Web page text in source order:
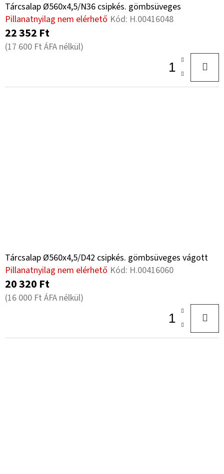
Tárcsalap Ø560x4,5/N36 csipkés. gömbsüveges
Pillanatnyilag nem elérhető Kód: H.00416048
22 352 Ft
(17 600 Ft ÁFA nélkül)
Tárcsalap Ø560x4,5/D42 csipkés. gömbsüveges vágott
Pillanatnyilag nem elérhető Kód: H.00416060
20 320 Ft
(16 000 Ft ÁFA nélkül)